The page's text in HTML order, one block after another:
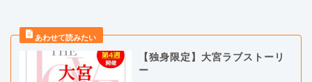
【独身限定】大宮ラブストーリ
ー